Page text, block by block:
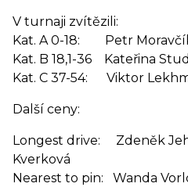
V turnaji zvítězili:
Kat. A 0-18: Petr
Kat. B 18,1-36 Kateřina
Kat. C 37-54: Viktor
Další ceny:
Longest drive: Zdeněk
Kverková
Nearest to pin: Wanda